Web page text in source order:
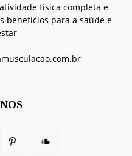
física completa e
benefícios para a saúde e